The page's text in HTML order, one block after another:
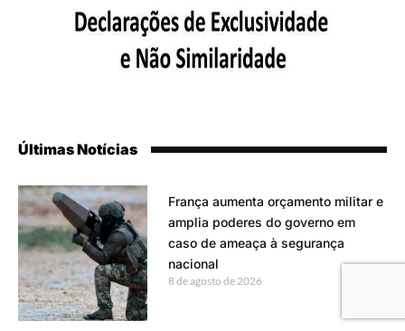
Últimas Notícias
França aumenta orçamento militar e
amplia poderes do governo em
caso de ameaça à segurança
nacional
8 de agosto de 2026